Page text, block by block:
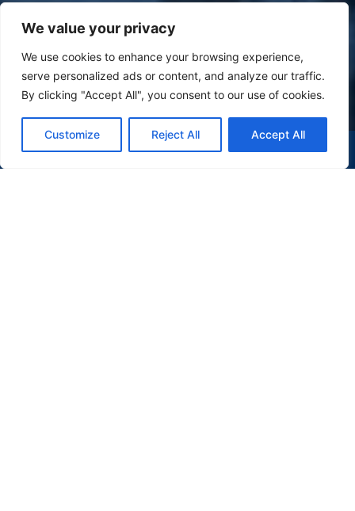
We value your privacy
We use cookies to enhance your browsing experience,
serve personalized ads or content, and analyze our traffic.
By clicking "Accept All", you consent to our use of cookies.
Customize Reject All Accept All
(47) 9 9977-7630